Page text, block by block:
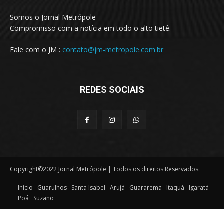
Somos o Jornal Metrópole
Compromisso com a notícia em todo o alto tietê.
Fale com o JM : contato@jm-metropole.com.br
REDES SOCIAIS
Copyright©2022 Jornal Metrópole | Todos os direitos Reservados.
Início Guarulhos Santa Isabel Arujá Guararema Itaquá
Igaratá
Poá
Suzano